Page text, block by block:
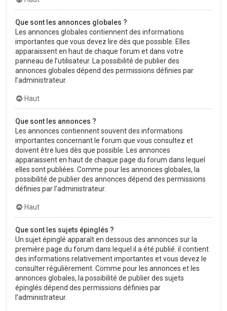
Que sont les annonces globales ?
Les annonces globales contiennent des informations
importantes que vous devez lire dès que possible. Elles
apparaissent en haut de chaque forum et dans votre
panneau de l’utilisateur. La possibilité de publier des
annonces globales dépend des permissions définies par
l’administrateur.
Haut
Que sont les annonces ?
Les annonces contiennent souvent des informations
importantes concernant le forum que vous consultez et
doivent être lues dès que possible. Les annonces
apparaissent en haut de chaque page du forum dans lequel
elles sont publiées. Comme pour les annonces globales, la
possibilité de publier des annonces dépend des permissions
définies par l’administrateur.
Haut
Que sont les sujets épinglés ?
Un sujet épinglé apparaît en dessous des annonces sur la
première page du forum dans lequel il a été publié. il contient
des informations relativement importantes et vous devez le
consulter régulièrement. Comme pour les annonces et les
annonces globales, la possibilité de publier des sujets
épinglés dépend des permissions définies par
l’administrateur.